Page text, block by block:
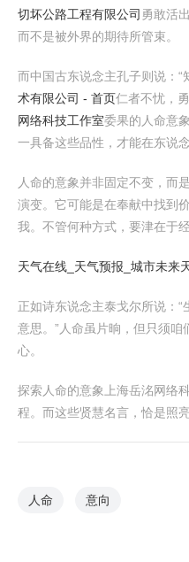
切坏公路工程有限公司 勇敢活
而不是被外界的期待所管束。
而中国古东说念主孔子则说：“
术有限公司 - 首页仁者不忧，
网络科技工作室委果的人命意
一具备这些品性，才能在东说
人命的意象并非固定不变，而
演变。它可能是在奉献中找到
我。不管何种方式，要津在于
天气在线_天气预报_城市未来
正如诗东说念主泰戈尔所说：
意思。”人命虽片晌，但只须
心。
探索人命的意象上海岳洺网络
程。而这些贤慧名言，恰是照
人命 意向